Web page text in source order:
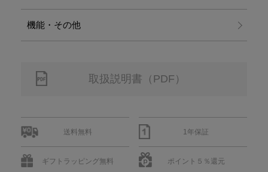
機能・その他
取扱説明書（PDF）
送料無料 1年保証
ギフトラッピング無料 ポイント５％還元